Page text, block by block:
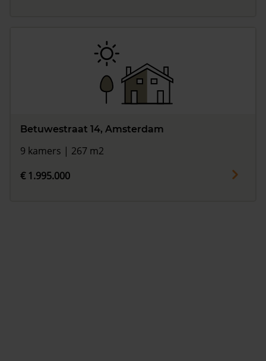
Betuwestraat 14, Amsterdam
9 kamers | 267 m2
€ 1.995.000